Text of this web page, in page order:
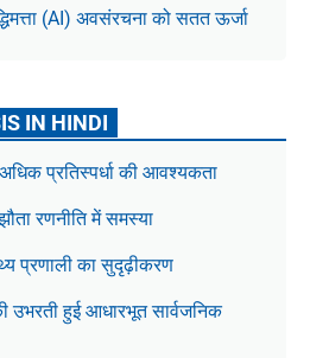
(AI) अवसंरचना को सतत ऊर्जा
IN HINDI
अधिक प्रतिस्पर्धा की आवश्यकता
रणनीति में समस्या
प्रणाली का सुदृढ़ीकरण
उभरती हुई आधारभूत सार्वजनिक